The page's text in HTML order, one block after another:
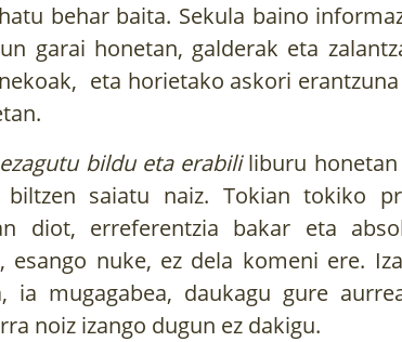
behar baita. Sekula baino
garai honetan, galderak eta
eta horietako askori
bildu eta erabililiburu honetan
saiatu naiz. Tokian tokiko
diot, erreferentzia bakar eta
esango nuke, ez dela komeni ere.
ia mugagabea, daukagu gure
noiz izango dugun ez dakigu.